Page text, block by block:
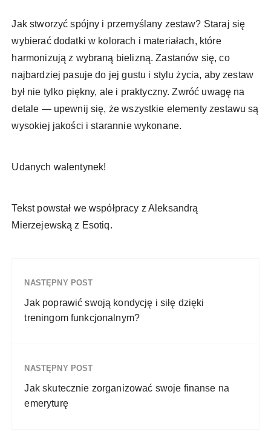
Jak stworzyć spójny i przemyślany zestaw? Staraj się
wybierać dodatki w kolorach i materiałach, które
harmonizują z wybraną bielizną. Zastanów się, co
najbardziej pasuje do jej gustu i stylu życia, aby zestaw
był nie tylko piękny, ale i praktyczny. Zwróć uwagę na
detale — upewnij się, że wszystkie elementy zestawu są
wysokiej jakości i starannie wykonane.
Udanych walentynek!
Tekst powstał we współpracy z Aleksandrą
Mierzejewską z Esotiq.
NASTĘPNY POST
Jak poprawić swoją kondycję i siłę dzięki
treningom funkcjonalnym?
NASTĘPNY POST
Jak skutecznie zorganizować swoje finanse na
emeryturę